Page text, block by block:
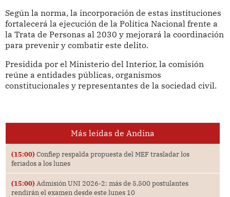
Según la norma, la incorporación de estas instituciones
fortalecerá la ejecución de la Política Nacional frente a
la Trata de Personas al 2030 y mejorará la coordinación
para prevenir y combatir este delito.
Presidida por el Ministerio del Interior, la comisión
reúne a entidades públicas, organismos
constitucionales y representantes de la sociedad civil.
Más leídas de Andina
(15:00) Confiep respalda propuesta del MEF trasladar los
feriados a los lunes
(15:00) Admisión UNI 2026-2: más de 5,500 postulantes
rendirán el examen desde este lunes 10